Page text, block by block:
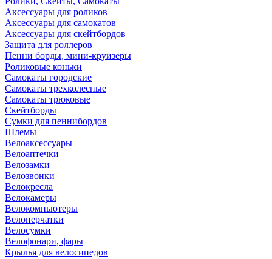
Аксессуары для роликов
Аксессуары для самокатов
Аксессуары для скейтбордов
Защита для роллеров
Пенни борды, мини-круизеры
Роликовые коньки
Самокаты городские
Самокаты трехколесные
Самокаты трюковые
Скейтборды
Сумки для пеннибордов
Шлемы
Велоаксессуары
Велоаптечки
Велозамки
Велозвонки
Велокресла
Велокамеры
Велокомпьютеры
Велоперчатки
Велосумки
Велофонари, фары
Крылья для велосипедов